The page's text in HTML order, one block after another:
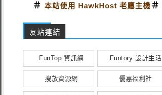
＃ 本站使用 HawkHost 老鷹主機＃
友站連結
FunTop 資訊網 Funtory 設計生活
搜放資源網 優惠福利社